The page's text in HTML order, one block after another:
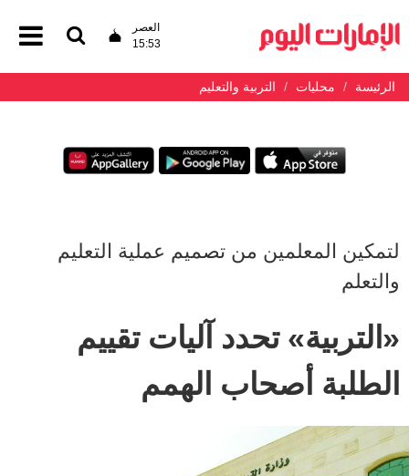
العصر
15:53
الرئيسة محليات التربية والتعليم
لتمكين المعلمين من تصميم عملية التعليم
والتعلم
«التربية» تحدد آليات تقييم
الطلبة أصحاب الهمم